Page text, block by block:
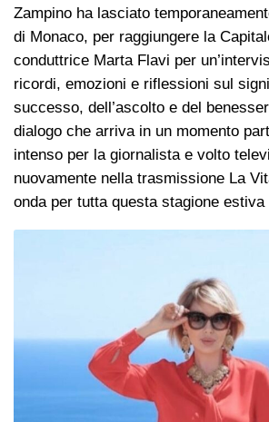
Zampino ha lasciato
di Monaco, per raggiungere la
conduttrice Marta Flavi per
ricordi, emozioni e riflessioni sul
successo, dell’ascolto e del
dialogo che arriva in un momento
intenso per la giornalista e volto
nuovamente nella trasmissione La
onda per tutta questa stagione estiva